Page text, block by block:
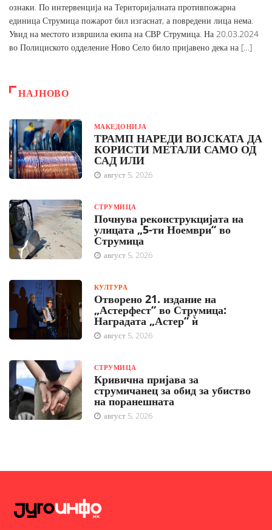
ознаки. По интервенција на Територијалната противпожарна
единица Струмица пожарот бил изгаснат, а повредени лица нема.
Увид на местото извршила екипа на СВР Струмица. На 20.03.2024
во Полициското одделение Ново Село било пријавено дека на […]
НАЈНОВО
МАКЕДОНИЈА
ТРАМП НАРЕДИ ВОЈСКАТА ДА
КОРИСТИ МЕТАЛИ САМО ОД
САД ИЛИ
август 5, 2026
СТРУМИЦА
Почнува реконструкцијата на
улицата „5-ти Ноември“ во
Струмица
август 5, 2026
КУЛТУРА
Отворено 21. издание на
„Астерфест“ во Струмица:
Наградата „Астер“ ѝ
август 5, 2026
СТРУМИЦА
Кривична пријава за
струмичанец за обид за убиство
на поранешната
август 5, 2026